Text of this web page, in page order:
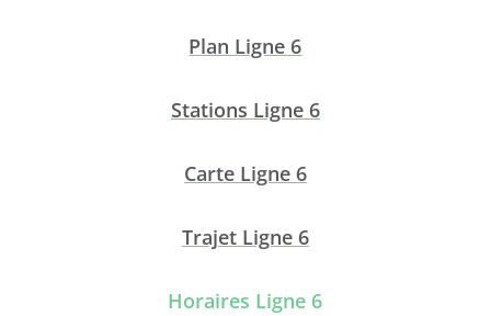
Plan Ligne 6
Stations Ligne 6
Carte Ligne 6
Trajet Ligne 6
Horaires Ligne 6